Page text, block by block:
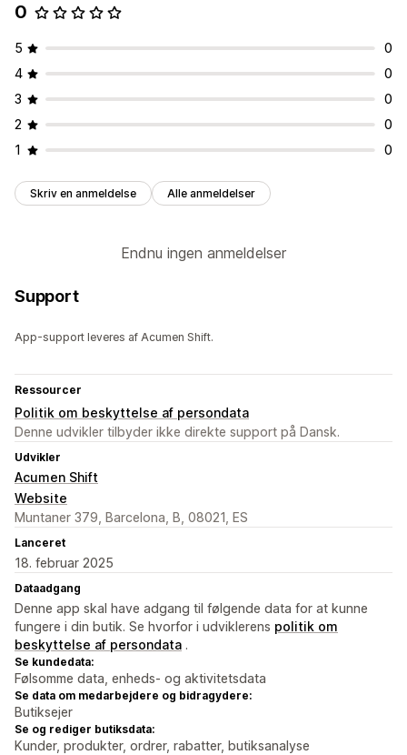
Visualiseringer og rapporter
Kontrolpanel med analyser Tilpassede kontrolpaneler
0
5
0
4
0
3
0
2
0
1
0
Skriv en anmeldelse Alle anmeldelser
Endnu ingen anmeldelser
Support
App-support leveres af Acumen Shift.
Ressourcer
Politik om beskyttelse af persondata
Denne udvikler tilbyder ikke direkte support på Dansk.
Udvikler
Acumen Shift
Website
Muntaner 379, Barcelona, B, 08021, ES
Lanceret
18. februar 2025
Dataadgang
Denne app skal have adgang til følgende data for at kunne
fungere i din butik. Se hvorfor i udviklerens politik om
beskyttelse af persondata .
Se kundedata:
Følsomme data, enheds- og aktivitetsdata
Se data om medarbejdere og bidragydere:
Butiksejer
Se og rediger butiksdata:
Kunder, produkter, ordrer, rabatter, butiksanalyse